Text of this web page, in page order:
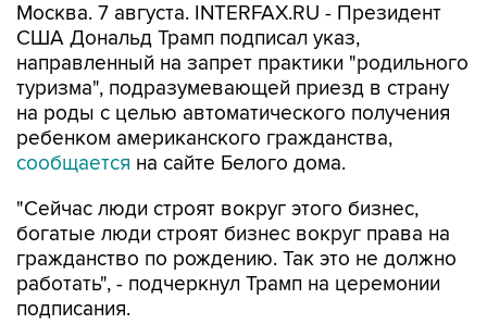
Москва. 7 августа. INTERFAX.RU - Президент
США Дональд Трамп подписал указ,
направленный на запрет практики "родильного
туризма", подразумевающей приезд в страну
на роды с целью автоматического получения
ребенком американского гражданства,
сообщается на сайте Белого дома.
"Сейчас люди строят вокруг этого бизнес,
богатые люди строят бизнес вокруг права на
гражданство по рождению. Так это не должно
работать", - подчеркнул Трамп на церемонии
подписания.